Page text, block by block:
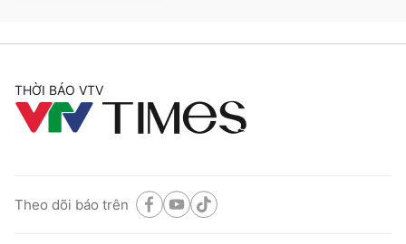
THỜI BÁO VTV
Theo dõi báo trên